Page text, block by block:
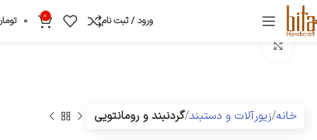
ورود / ثبت نام 0
0
خانه زیورآلات و دستبند گردنبند و رومانتویی